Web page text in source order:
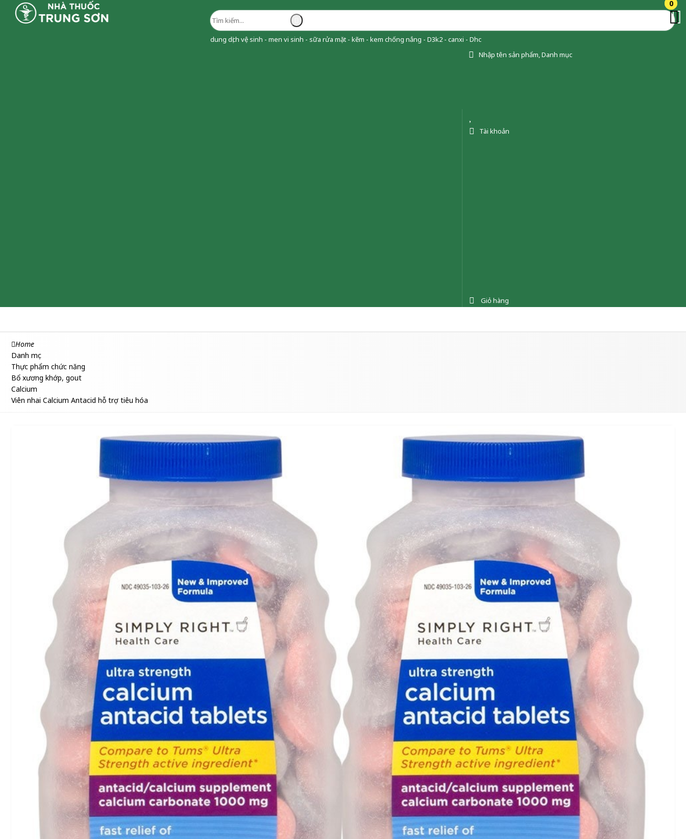
dung dịch vệ sinh - men vi sinh - sữa rửa mặt - kẽm - kem chống nắng - D3k2 - canxi - Dhc
Nhập tên sản phẩm, Danh mục
0
Tài khoản
0
Giỏ hàng
Home
Danh mục
Thực phẩm chức năng
Bổ xương khớp, gout
Calcium
Viên nhai Calcium Antacid hỗ trợ tiêu hóa